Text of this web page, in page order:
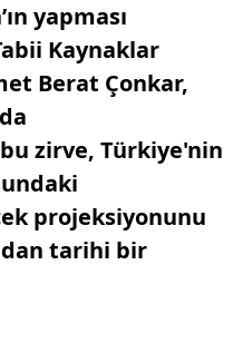
yapması
Kaynaklar
Berat Çonkar,
zirve, Türkiye'nin
projeksiyonunu
tarihi bir